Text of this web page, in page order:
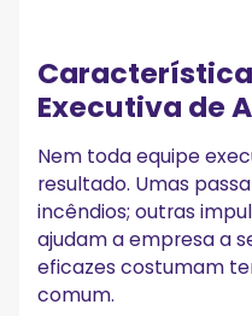
Executiva de
Nem toda equipe
resultado. Umas
incêndios; outras
ajudam a empresa a
eficazes costumam
comum.